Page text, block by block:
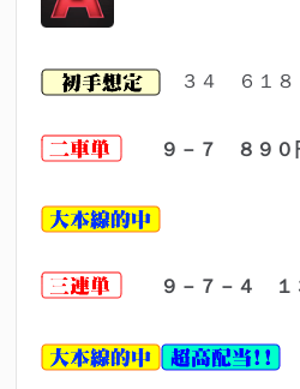
３４ ６１
９－７ ８９０
９－７－４ １